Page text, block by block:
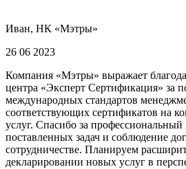
Иван, НК «Мэтры»
26 06 2023
Компания «Мэтры» выражает
центра «Эксперт Сертификация» за
международных стандартов
соответствующих сертификатов на
услуг. Спасибо за
поставленных задач и соблюдение
сотрудничестве. Планируем
декларировании новых услуг в